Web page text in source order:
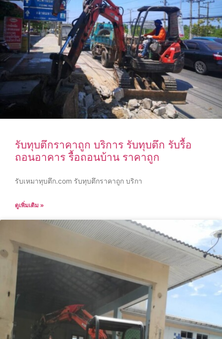
รับทุบตึกราคาถูก บริการ รับทุบตึก รับรื้อ
ถอนอาคาร รื้อถอนบ้าน ราคาถูก
รับเหมาทุบตึก.com รับทุบตึกราคาถูก บริกา
ดูเพิ่มเติม »